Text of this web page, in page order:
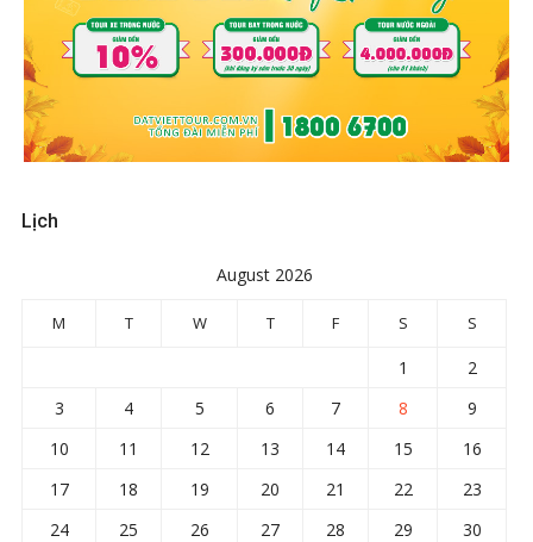
Lịch
August 2026
M T W T F S S
1
2
3
4 5 6 7 8
9
10
11 12 13 14 15
16
17
18 19 20 21 22
23
24
25 26 27 28 29
30